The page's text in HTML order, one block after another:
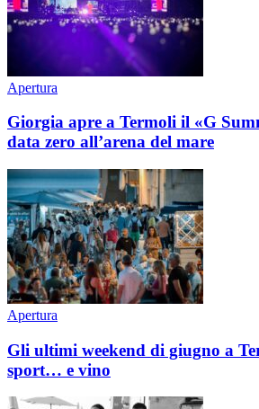
Apertura
Giorgia apre a Termoli il «G
data zero all’arena del mare
Apertura
Gli ultimi weekend di giugno a
sport… e vino